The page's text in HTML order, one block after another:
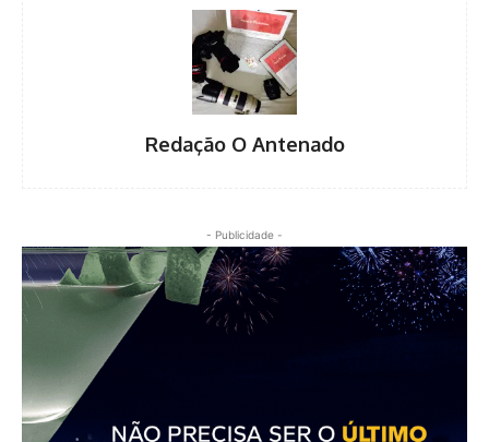
Redação O Antenado
- Publicidade -